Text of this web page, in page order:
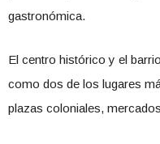
gastronómica.
El centro histórico y el
como dos de los lugares
plazas coloniales,